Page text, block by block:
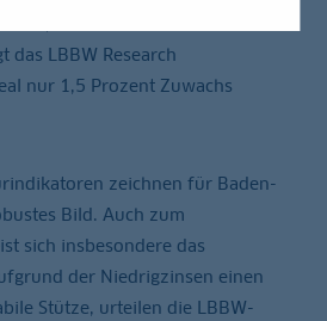
das LBBW Research
nur 1,5 Prozent Zuwachs
zeichnen für Baden-
Bild. Auch zum
sich insbesondere das
der Niedrigzinsen einen
Stütze, urteilen die LBBW-